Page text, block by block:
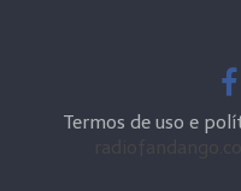
Termos de uso e